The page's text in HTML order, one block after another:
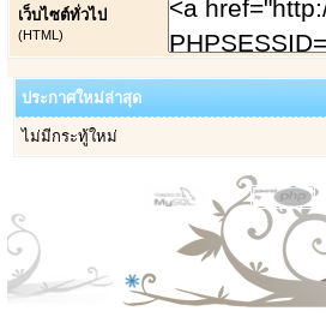
เว็บไซต์ทั่วไป
(HTML)
ประกาศใหม่ล่าสุด
ไม่มีกระทู้ใหม่